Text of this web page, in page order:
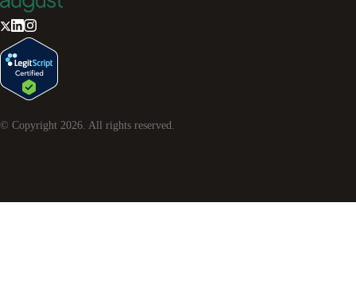
© Copyright 2026 . All rights reserved.